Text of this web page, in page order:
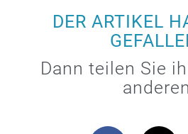
DER ARTIKEL
Dann teilen Sie